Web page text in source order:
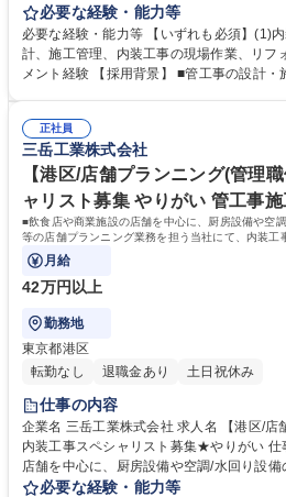
舗プランニング業務を担う当社にて、内装
ャーとしてご活躍いただきます！ プレイングマネージャーとして、顧客対
応・現場管理と合わせてメンバーの育成も
す！顧客対応から工事現場管理まで、一気
種 【東京/店舗プランニング(管理職候補)
やりがい
必要な経験・能力等
必要な経験・能力等 【いずれも必須】(1)
計、施工管理、内装工事の現場作業、リフ
メント経験 【採用背景】 ■管工事の設計・施工分野で長年信頼と実績を築
ております。 ■中長期計画において、将来
ャリストを担う人材を募集！ 学歴・資格 学歴：大学院 大学 高専 短大 専
修学校 高校 語学力： 資格：2級管工事施
士
正社員
三岳工業株式会社
【港区/店舗プランニング(管理
ャリスト募集 やりがい 管工事
■飲食店や商業施設の店舗を中心に、厨房設備や空
等の店舗プランニング業務を担う当社にて、内装工
てご活躍いただきます。
月給
42万円以上
勤務地
東京都港区
転勤なし
退職金あり 土日祝休み
仕事の内容
企業名 三岳工業株式会社 求人名 【港区/店舗プランニング(管理職候補)】
内装工事スペシャリスト募集★やりがい 仕事の内容 ■飲食店や商業施設の
店舗を中心に、厨房設備や空調/水回り設
舗プランニング業務を担う当社にて、内装
必要な経験・能力等